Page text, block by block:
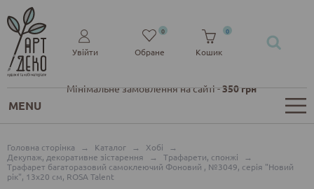
Мінімальне замовлення на сайті -350 грн
Увійти Обране
0
Кошик
0
MENU
Головна сторінка → Каталог → Хобі
→
Декупаж, декоративне зістарення
→ Трафарети, спонжі
→
Трафарет багаторазовий самоклеючий Фоновий , №3049, серія "Новий
рік", 13х20 см, ROSA Talent